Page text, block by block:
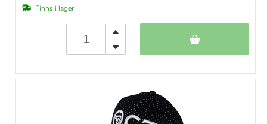
Finns i lager